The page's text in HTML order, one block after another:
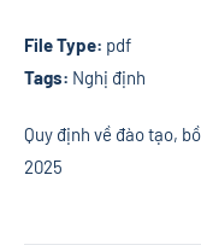
Quy định về đào tạo,
2025
File Type: pdf
Tags: Nghị định